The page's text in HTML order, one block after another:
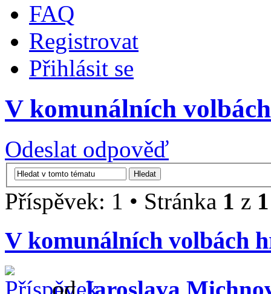
FAQ
Registrovat
Přihlásit se
V komunálních
Odeslat odpověď
Příspěvek: 1 • Stránka 1 z 1
V komunálních volbách